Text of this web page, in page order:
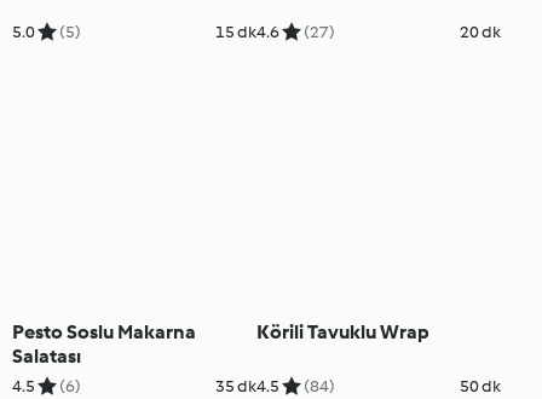
5.0 (5) 15 dk4.6 (27) 20 dk
Pesto Soslu Makarna
Salatası
4.5 (6) 35 dk
Körili Tavuklu Wrap
4.5 (84) 50 dk